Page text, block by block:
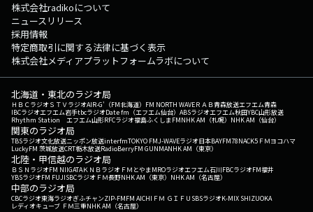
株式会社radikoについて
ニュースリリース
採用情報
特定商取引に関する法律に基づく表示
株式会社メディアプラットフォームラボについて
北海道・東北のラジオ局
ＨＢＣラジオＳＴＶラジオAIR-G'（FM北海道） FM NORTH WAVEＲＡＢ青森放送エフエム青森
IBCラジオエフエム岩手tbcラジオDate fm（エフエム仙台） ABSラジオエフエム秋田YBC山形放送
Rhythm Station エフエム山形RFCラジオ福島ふくしまFMNHK AM（札幌） NHK AM（仙台）
関東のラジオ局
TBSラジオ文化放送ニッポン放送interfmTOKYO FMJ-WAVEラジオ日本BAYFM78NACK5 ＦＭヨコハマ
LuckyFM 茨城放送CRT栃木放送RadioBerryFM GUNMANHK AM（東京）
北陸・甲信越のラジオ局
ＢＳＮラジオFM NIIGATAＫＮＢラジオ ＦＭとやまMROラジオエフエム石川FBCラジオFM福井
YBSラジオFM FUJISBCラジオ ＦＭ長野NHK AM（東京） NHK AM（名古屋）
中部のラジオ局
CBCラジオ東海ラジオぎふチャンZIP-FMFM AICHI ＦＭ ＧＩＦＵ SBSラジオK-MIX SHIZUOKA
レディオキューブ ＦＭ三重NHK AM（名古屋）